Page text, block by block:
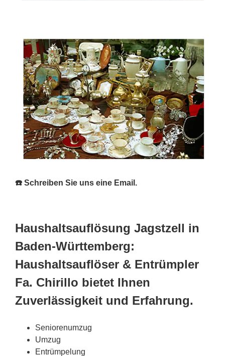
☎️ Schreiben Sie uns eine Email.
Haushaltsauflösung Jagstzell in
Baden-Württemberg:
Haushaltsauflöser & Entrümpler
Fa. Chirillo bietet Ihnen
Zuverlässigkeit und Erfahrung.
Seniorenumzug
Umzug
Entrümpelung